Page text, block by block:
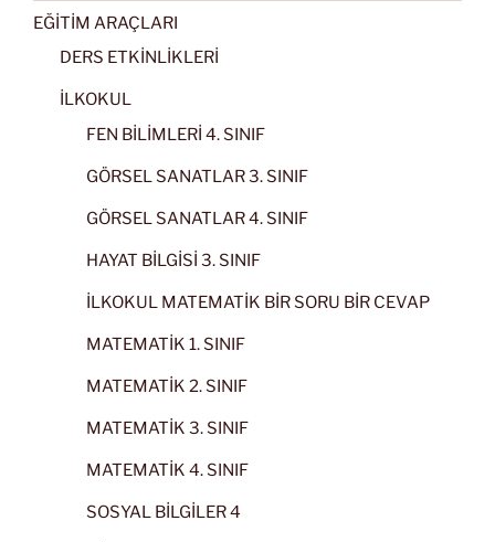
EĞİTİM ARAÇLARI
DERS ETKİNLİKLERİ
İLKOKUL
FEN BİLİMLERİ 4. SINIF
GÖRSEL SANATLAR 3. SINIF
GÖRSEL SANATLAR 4. SINIF
HAYAT BİLGİSİ 3. SINIF
İLKOKUL MATEMATİK BİR SORU BİR CEVAP
MATEMATİK 1. SINIF
MATEMATİK 2. SINIF
MATEMATİK 3. SINIF
MATEMATİK 4. SINIF
SOSYAL BİLGİLER 4